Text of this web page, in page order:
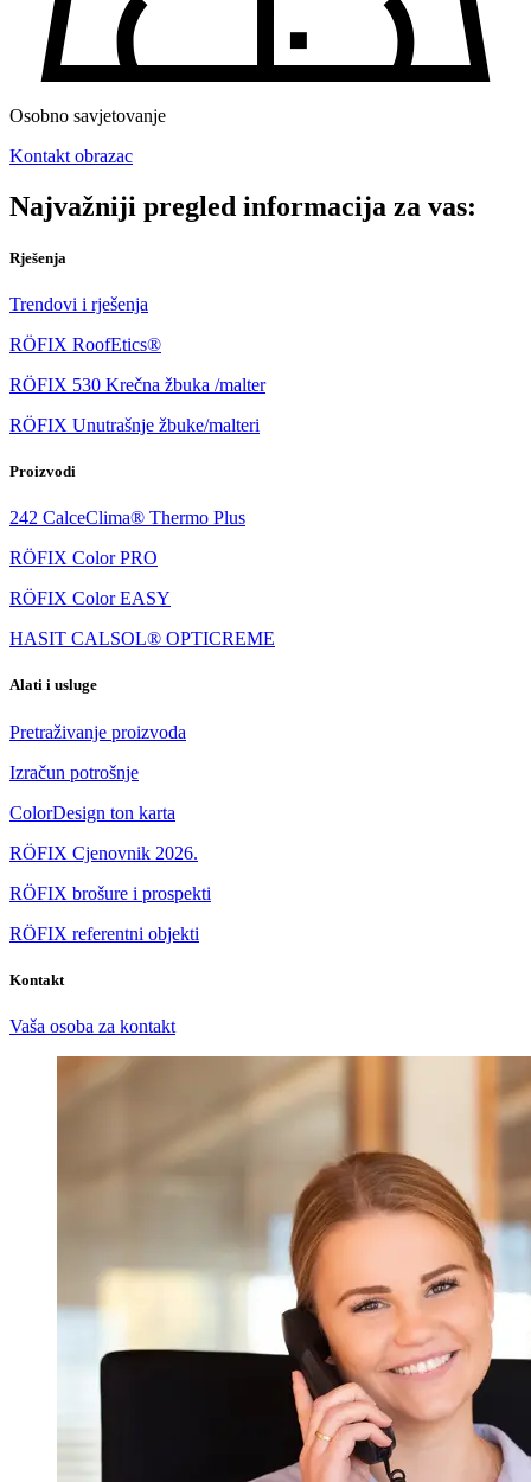
Osobno savjetovanje
Kontakt obrazac
Najvažniji pregled informacija za vas:
Rješenja
Trendovi i rješenja
RÖFIX RoofEtics®
RÖFIX 530 Krečna žbuka /malter
RÖFIX Unutrašnje žbuke/malteri
Proizvodi
242 CalceClima® Thermo Plus
RÖFIX Color PRO
RÖFIX Color EASY
HASIT CALSOL® OPTICREME
Alati i usluge
Pretraživanje proizvoda
Izračun potrošnje
ColorDesign ton karta
RÖFIX Cjenovnik 2026.
RÖFIX brošure i prospekti
RÖFIX referentni objekti
Kontakt
Vaša osoba za kontakt